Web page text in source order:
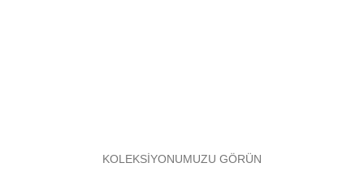
KOLEKSİYONUMUZU GÖRÜN